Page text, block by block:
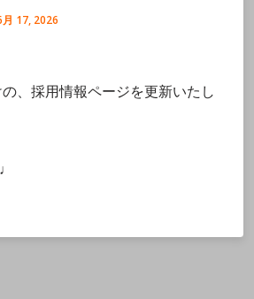
月 17, 2026
、採用情報ページを更新いたし